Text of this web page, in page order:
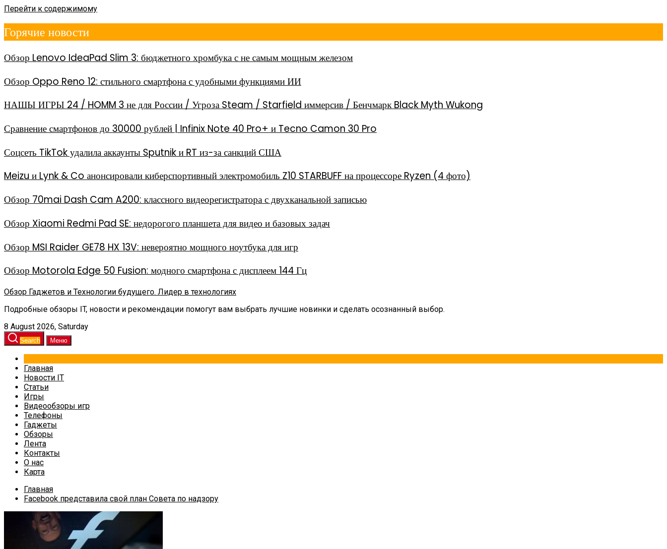
Перейти к содержимому
Горячие новости
Обзор Lenovo IdeaPad Slim 3: бюджетного хромбука с не самым мощным железом
Обзор Oppo Reno 12: стильного смартфона с удобными функциями ИИ
НАШЫ ИГРЫ 24 / HOMM 3 не для России / Угроза Steam / Starfield иммерсив / Бенчмарк Black Myth Wukong
Сравнение смартфонов до 30000 рублей | Infinix Note 40 Pro+ и Tecno Camon 30 Pro
Соцсеть TikTok удалила аккаунты Sputnik и RT из-за санкций США
Meizu и Lynk & Co анонсировали киберспортивный электромобиль Z10 STARBUFF на процессоре Ryzen (4 фото)
Обзор 70mai Dash Cam A200: классного видеорегистратора с двухканальной записью
Обзор Xiaomi Redmi Pad SE: недорогого планшета для видео и базовых задач
Обзор MSI Raider GE78 HX 13V: невероятно мощного ноутбука для игр
Обзор Motorola Edge 50 Fusion: модного смартфона с дисплеем 144 Гц
Обзор Гаджетов и Технологии будущего. Лидер в технологиях
Подробные обзоры IT, новости и рекомендации помогут вам выбрать лучшие новинки и сделать осознанный выбор.
8 August 2026, Saturday
Search Меню
Главная
Новости IT
Статьи
Игры
Видеообзоры игр
Телефоны
Гаджеты
Обзоры
Лента
Контакты
О нас
Карта
Главная
Facebook представила свой план Совета по надзору